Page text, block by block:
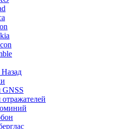
Назад
GNSS
отражателей